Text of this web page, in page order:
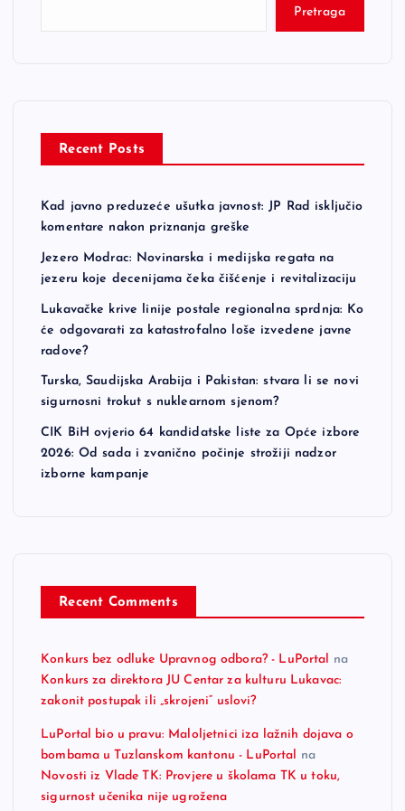
i
n
a
i
o
Pretraga
Recent Posts
Kad javno preduzeće ušutka javnost: JP Rad isključio
komentare nakon priznanja greške
Jezero Modrac: Novinarska i medijska regata na
jezeru koje decenijama čeka čišćenje i revitalizaciju
Lukavačke krive linije postale regionalna sprdnja: Ko
će odgovarati za katastrofalno loše izvedene javne
radove?
Turska, Saudijska Arabija i Pakistan: stvara li se novi
sigurnosni trokut s nuklearnom sjenom?
CIK BiH ovjerio 64 kandidatske liste za Opće izbore
2026: Od sada i zvanično počinje strožiji nadzor
izborne kampanje
Recent Comments
Konkurs bez odluke Upravnog odbora? - LuPortal
na
Konkurs za direktora JU Centar za kulturu Lukavac:
zakonit postupak ili „skrojeni“ uslovi?
LuPortal bio u pravu: Maloljetnici iza lažnih dojava o
bombama u Tuzlanskom kantonu - LuPortal
na
Novosti iz Vlade TK: Provjere u školama TK u toku,
sigurnost učenika nije ugrožena